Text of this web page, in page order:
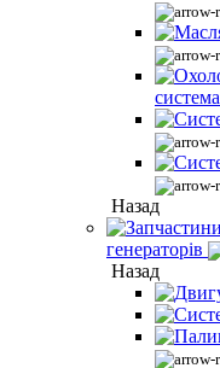
система
Назад
генераторів
Назад